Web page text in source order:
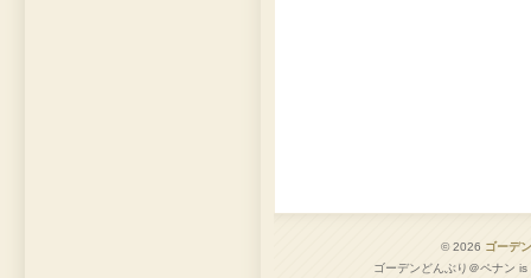
© 2026 ゴーデ
ゴーデンどんぶり＠ペナン